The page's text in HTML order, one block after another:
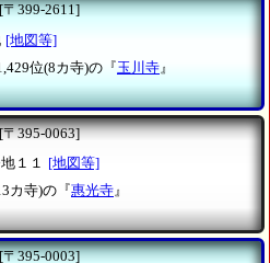
[〒399-2611]
[地図等]
位(8カ寺)の『玉川寺 』
[〒395-0063]
１１
[地図等]
カ寺)の『惠光寺 』
[〒395-0003]